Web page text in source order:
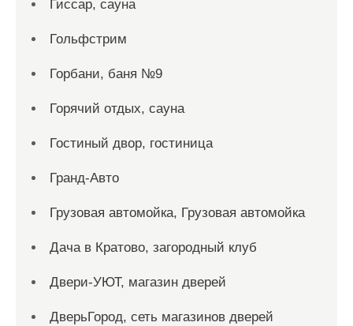
Гиссар, сауна
Гольфстрим
Горбани, баня №9
Горячий отдых, сауна
Гостиный двор, гостиница
Гранд-Авто
Грузовая автомойка, Грузовая автомойка
Дача в Кратово, загородный клуб
Двери-УЮТ, магазин дверей
ДверьГород, сеть магазинов дверей